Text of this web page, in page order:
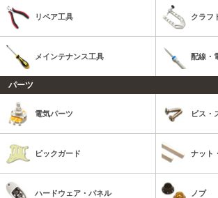
リペア工具 クラフ
メインテナンス工具 配線・
パーツ
電気パーツ ビス・
ピックガード ナット
ハードウェア・パネル ノブ